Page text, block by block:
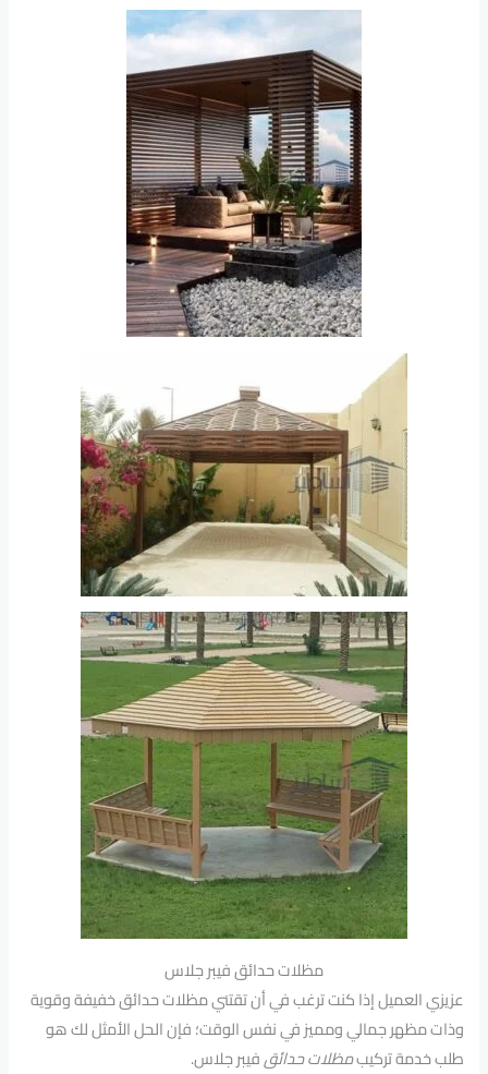
مظلات حدائق فيبر جلاس
عزيزي العميل إذا كنت ترغب في أن تقتني مظلات حدائق خفيفة وقوية
وذات مظهر جمالي ومميز في نفس الوقت؛ فإن الحل الأمثل لك هو
طلب خدمة تركيبمظلات حدائقفيبر جلاس.